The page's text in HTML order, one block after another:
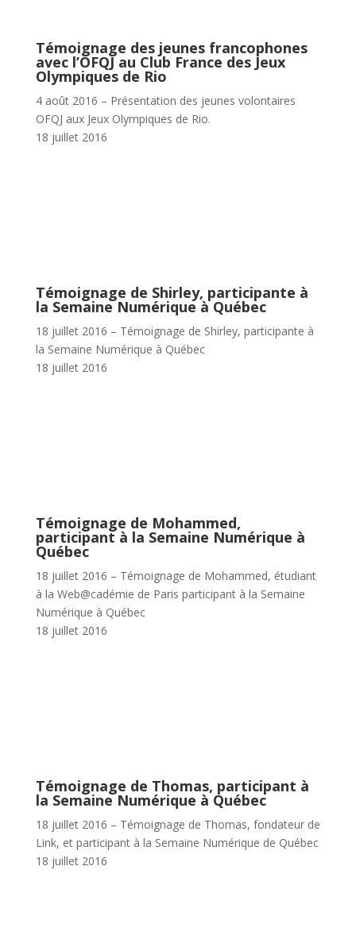
Témoignage des jeunes francophones
avec l’OFQJ au Club France des Jeux
Olympiques de Rio
4 août 2016 – Présentation des jeunes volontaires
OFQJ aux Jeux Olympiques de Rio.
18 juillet 2016
Témoignage de Shirley, participante à
la Semaine Numérique à Québec
18 juillet 2016 – Témoignage de Shirley, participante à
la Semaine Numérique à Québec
18 juillet 2016
Témoignage de Mohammed,
participant à la Semaine Numérique à
Québec
18 juillet 2016 – Témoignage de Mohammed, étudiant
à la Web@cadémie de Paris participant à la Semaine
Numérique à Québec
18 juillet 2016
Témoignage de Thomas, participant à
la Semaine Numérique à Québec
18 juillet 2016 – Témoignage de Thomas, fondateur de
Link, et participant à la Semaine Numérique de Québec
18 juillet 2016